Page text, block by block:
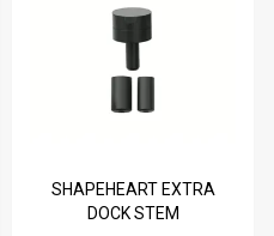
SHAPEHEART EXTRA
DOCK STEM